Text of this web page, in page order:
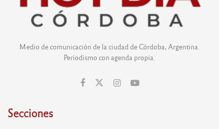
Medio de comunicación de la ciudad de Córdoba, Argentina.
Periodismo con agenda propia.
Secciones